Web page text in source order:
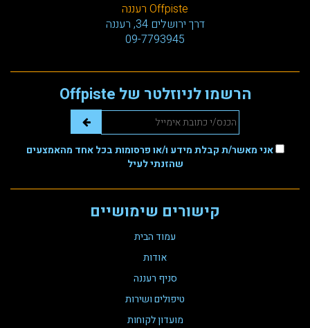
קישורים שימושיים
עמוד הבית
אודות
סניף רעננה
טיפולים ושירות
מועדון לקוחות
הרשמו לניוזלטר של Offpiste
אני מאשר/ת קבלת מידע ו/או פרסומות בכל אחד מהאמצעים
שהזנתי לעיל
Offpiste רעננה
דרך ירושלים 34, רעננה
09-7793945